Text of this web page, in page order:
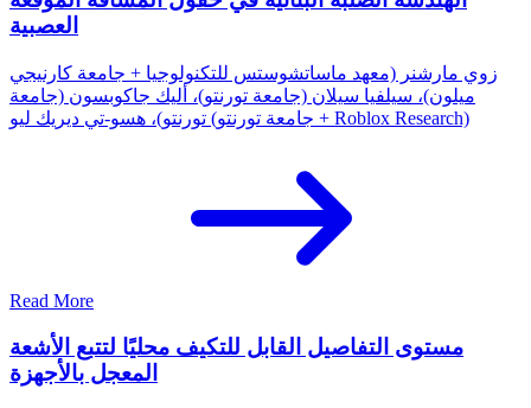
العصبية
زوي مارشنر (معهد ماساتشوستس للتكنولوجيا + جامعة كارنيجي
ميلون)، سيلفيا سيلان (جامعة تورنتو)، أليك جاكوبسون (جامعة
تورنتو)، هسو-تي ديريك ليو (جامعة تورنتو + Roblox Research)
Read More
مستوى التفاصيل القابل للتكيف محليًا لتتبع الأشعة
المعجل بالأجهزة